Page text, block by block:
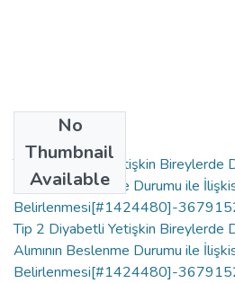
No
Thumbnail
Available
Tip 2 Diyabetli Yetişkin Bireylerde
Alımının Beslenme Durumu ile
Belirlenmesi[#1424480]-
Tip 2 Diyabetli Yetişkin Bireylerde
Alımının Beslenme Durumu ile
Belirlenmesi[#1424480]-